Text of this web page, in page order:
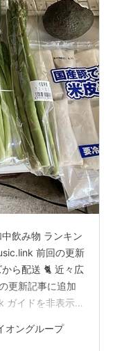
トア)
飲み物 ランキン
前回の更新
ら配送 🐈 近々広
更新記事に追加
イドを非表示に
くことが効率的
オングループ